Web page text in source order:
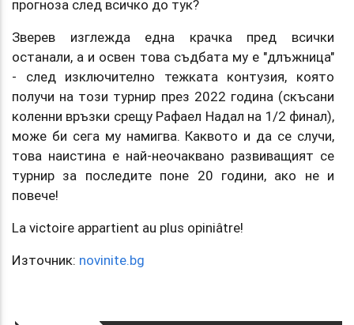
прогноза след всичко до тук?
Зверев изглежда една крачка пред всички
останали, а и освен това съдбата му е "длъжница"
- след изключително тежката контузия, която
получи на този турнир през 2022 година (скъсани
коленни връзки срещу Рафаел Надал на 1/2 финал),
може би сега му намигва. Каквото и да се случи,
това наистина е най-неочаквано развиващият се
турнир за последите поне 20 години, ако не и
повече!
La victoire appartient au plus opiniâtre!
Източник: novinite.bg